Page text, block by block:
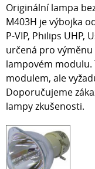
Originální lampa
M403H je výbojka
P-VIP, Philips UHP,
určená pro
lampovém modulu.
modulem, ale
Doporučujeme
lampy zkušenosti.